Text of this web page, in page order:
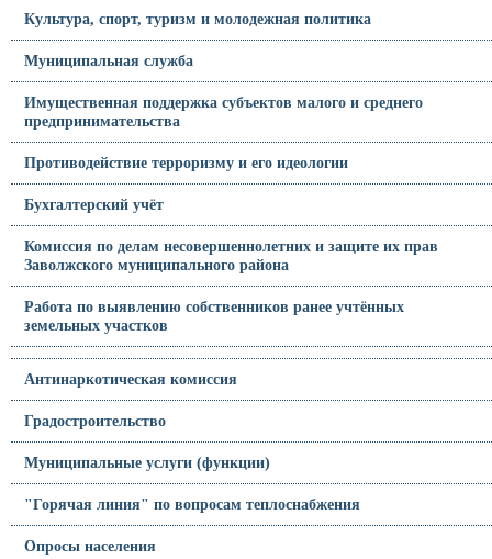
Культура, спорт, туризм и молодежная политика
Муниципальная служба
Имущественная поддержка субъектов малого и среднего
предпринимательства
Противодействие терроризму и его идеологии
Бухгалтерский учёт
Комиссия по делам несовершеннолетних и защите их прав
Заволжского муниципального района
Работа по выявлению собственников ранее учтённых
земельных участков
Антинаркотическая комиссия
Градостроительство
Муниципальные услуги (функции)
"Горячая линия" по вопросам теплоснабжения
Опросы населения